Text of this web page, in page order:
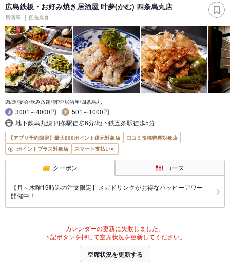
広島鉄板・お好み焼き居酒屋 叶夢(かむ) 四条烏丸店
居酒屋 四条烏丸
肉/魚/宴会/飲み放題/個室/居酒屋/四条烏丸
3001～4000円
501～1000円
地下鉄烏丸線 四条駅徒歩6分/地下鉄五条駅徒歩5分
【アプリ予約限定】最大800ポイント還元対象店
口コミ投稿特典対象店
ポイントプラス対象店
スマート支払い可
クーポン コース
【月～木曜19時迄の注文限定】メガドリンクがお得なハッピーアワー
開催中！
カレンダーの更新に失敗しました。
下記ボタンを押して空席状況を更新してください。
空席状況を更新する